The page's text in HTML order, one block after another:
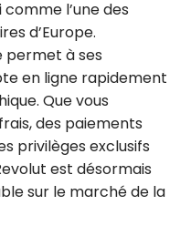
comme l’une des
d’Europe.
permet à ses
en ligne rapidement
Que vous
des paiements
privilèges exclusifs
est désormais
sur le marché de la